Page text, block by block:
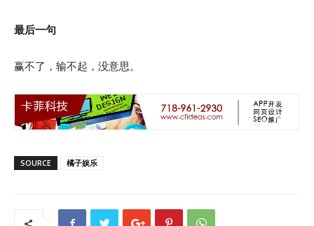
最后一句
赢不了，输不起，没意思。
SOURCE 橘子娱乐